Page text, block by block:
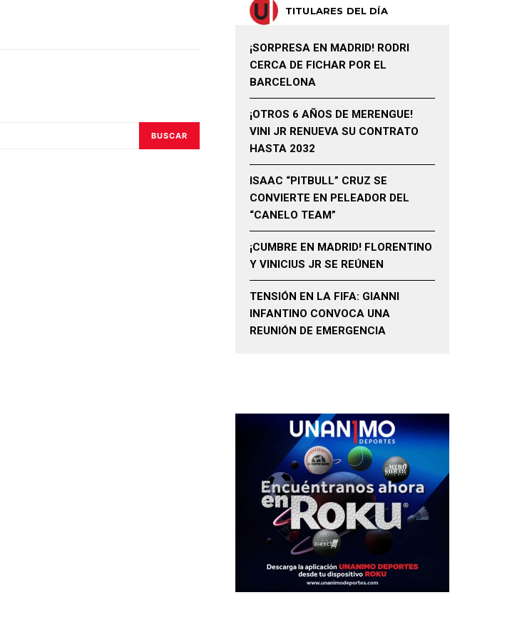
BUSCAR
TITULARES DEL DÍA
¡SORPRESA EN MADRID! RODRI
CERCA DE FICHAR POR EL
BARCELONA
¡OTROS 6 AÑOS DE MERENGUE!
VINI JR RENUEVA SU CONTRATO
HASTA 2032
ISAAC “PITBULL” CRUZ SE
CONVIERTE EN PELEADOR DEL
“CANELO TEAM”
¡CUMBRE EN MADRID! FLORENTINO
Y VINICIUS JR SE REÚNEN
TENSIÓN EN LA FIFA: GIANNI
INFANTINO CONVOCA UNA
REUNIÓN DE EMERGENCIA